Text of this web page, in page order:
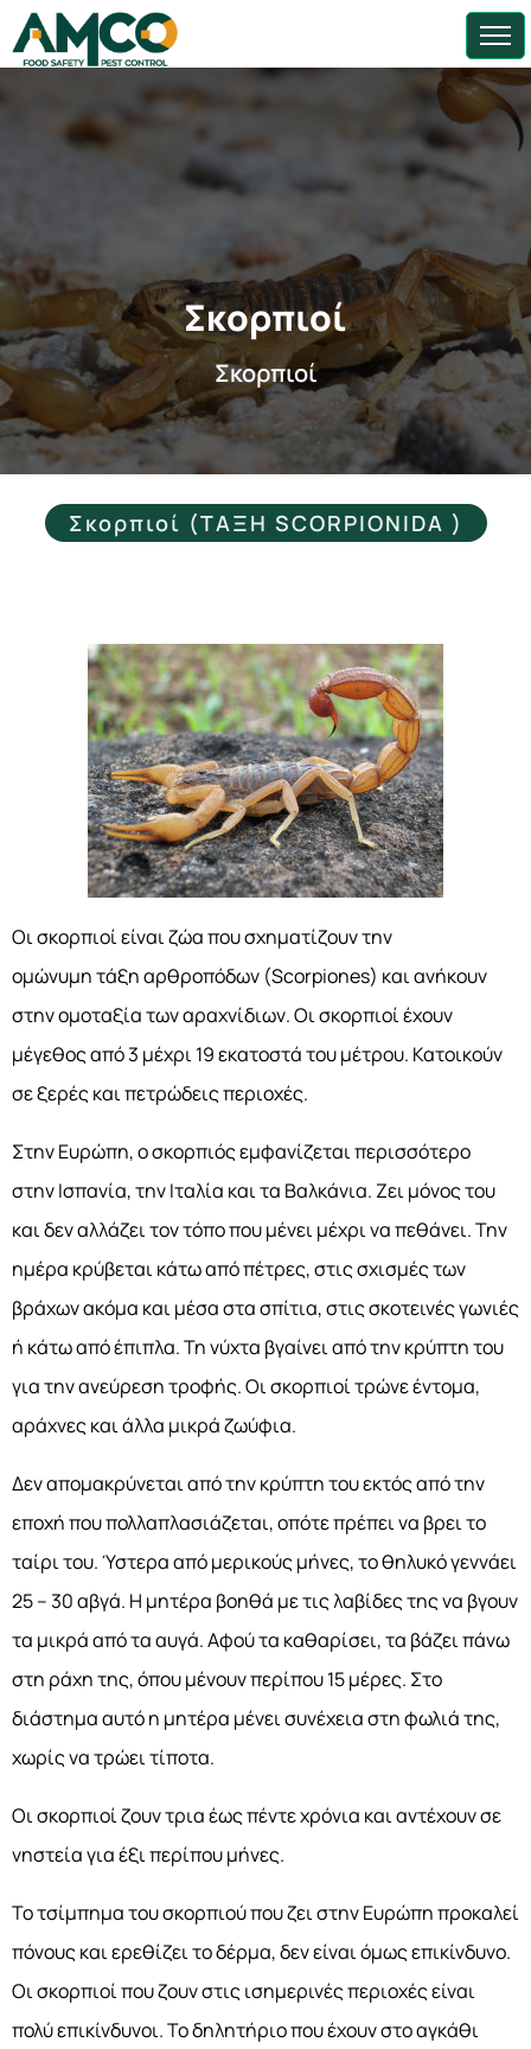
Σκορπιοί
Σκορπιοί
Σκορπιοί (ΤΑΞΗ SCORPIONIDA )
Οισκορπιοίείναι ζώα που σχηματίζουν την
ομώνυμη τάξη αρθροπόδων (Scorpiones) και ανήκουν
στην ομοταξία των αραχνίδιων. Οι σκορπιοί έχουν
μέγεθος από 3 μέχρι 19 εκατοστά του μέτρου. Κατοικούν
σε ξερές και πετρώδεις περιοχές.
Στην Ευρώπη, ο σκορπιός εμφανίζεται περισσότερο
στην Ισπανία, την Ιταλία και τα Βαλκάνια. Ζει μόνος του
και δεν αλλάζει τον τόπο που μένει μέχρι να πεθάνει. Την
ημέρα κρύβεται κάτω από πέτρες, στις σχισμές των
βράχων ακόμα και μέσα στα σπίτια, στις σκοτεινές γωνιές
ή κάτω από έπιπλα. Τη νύχτα βγαίνει από την κρύπτη του
για την ανεύρεση τροφής. Οι σκορπιοί τρώνε έντομα,
αράχνες και άλλα μικρά ζωύφια.
Δεν απομακρύνεται από την κρύπτη του εκτός από την
εποχή που πολλαπλασιάζεται, οπότε πρέπει να βρει το
ταίρι του. Ύστερα από μερικούς μήνες, το θηλυκό γεννάει
25 – 30 αβγά. Η μητέρα βοηθά με τις λαβίδες της να βγουν
τα μικρά από τα αυγά. Αφού τα καθαρίσει, τα βάζει πάνω
στη ράχη της, όπου μένουν περίπου 15 μέρες. Στο
διάστημα αυτό η μητέρα μένει συνέχεια στη φωλιά της,
χωρίς να τρώει τίποτα.
Οι σκορπιοί ζουν τρια έως πέντε χρόνια και αντέχουν σε
νηστεία για έξι περίπου μήνες.
Το τσίμπημα του σκορπιού που ζει στην Ευρώπη προκαλεί
πόνους και ερεθίζει το δέρμα, δεν είναι όμως επικίνδυνο.
Οι σκορπιοί που ζουν στις ισημερινές περιοχές είναι
πολύ επικίνδυνοι. Το δηλητήριο που έχουν στο αγκάθι